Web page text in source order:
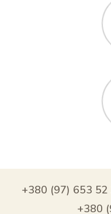
+380 (97) 653 52
+380